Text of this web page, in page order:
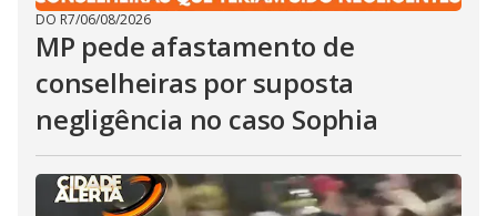
DO R7/06/08/2026
MP pede afastamento de
conselheiras por suposta
negligência no caso Sophia